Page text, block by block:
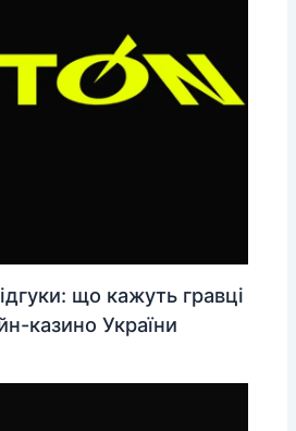
що кажуть гравці
казино України